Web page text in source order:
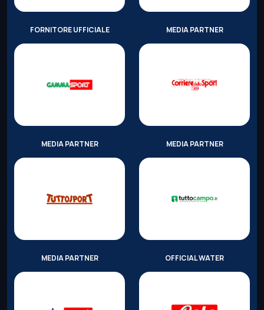
FORNITORE UFFICIALE MEDIA PARTNER
MEDIA PARTNER MEDIA PARTNER
MEDIA PARTNER OFFICIAL WATER